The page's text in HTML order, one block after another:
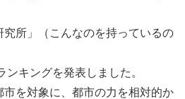
究所」（こんなのを持っているの
キングを発表しました。
を対象に、都市の力を相対的か